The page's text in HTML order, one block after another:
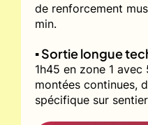
de renforcement
min.
▪️ Sortie longue
1h45 en zone 1
montées continues,
spécifique sur